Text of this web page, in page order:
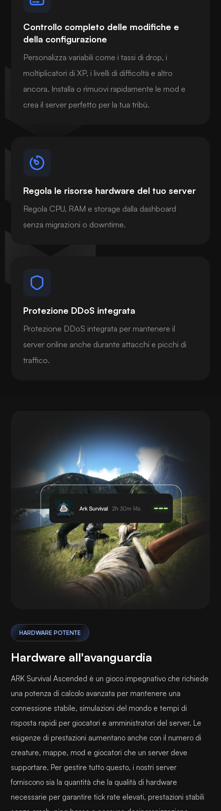
Controllo completo delle modifiche e
della configurazione
Personalizza variabili come i tassi di drop, i
moltiplicatori di XP, i livelli di difficoltà e altro
ancora. Installa o rimuovi rapidamente le mod e
crea il server perfetto per la tua tribù.
Regola le risorse hardware del tuo server
Regola CPU, RAM e storage dalla dashboard
senza migrazioni o downtime.
Protezione DDoS integrata
Protezione DDoS integrata per mantenere il
server online anche durante attacchi e picchi di
traffico.
HARDWARE POTENTE
Hardware all'avanguardia
ARK Survival Ascended è un gioco impegnativo che richiede
una potenza di calcolo avanzata per mantenere una
connessione stabile, simulazioni del mondo e tempi di
risposta rapidi per giocatori e amministratori del server. Le
esigenze di prestazioni aumentano anche con il numero di
creature, mappe, mod e giocatori che un server deve
supportare. Per gestire tutto questo, i nostri server
forniscono sia la quantità che la qualità di hardware
necessarie per garantire tick rate elevati, prestazioni stabili